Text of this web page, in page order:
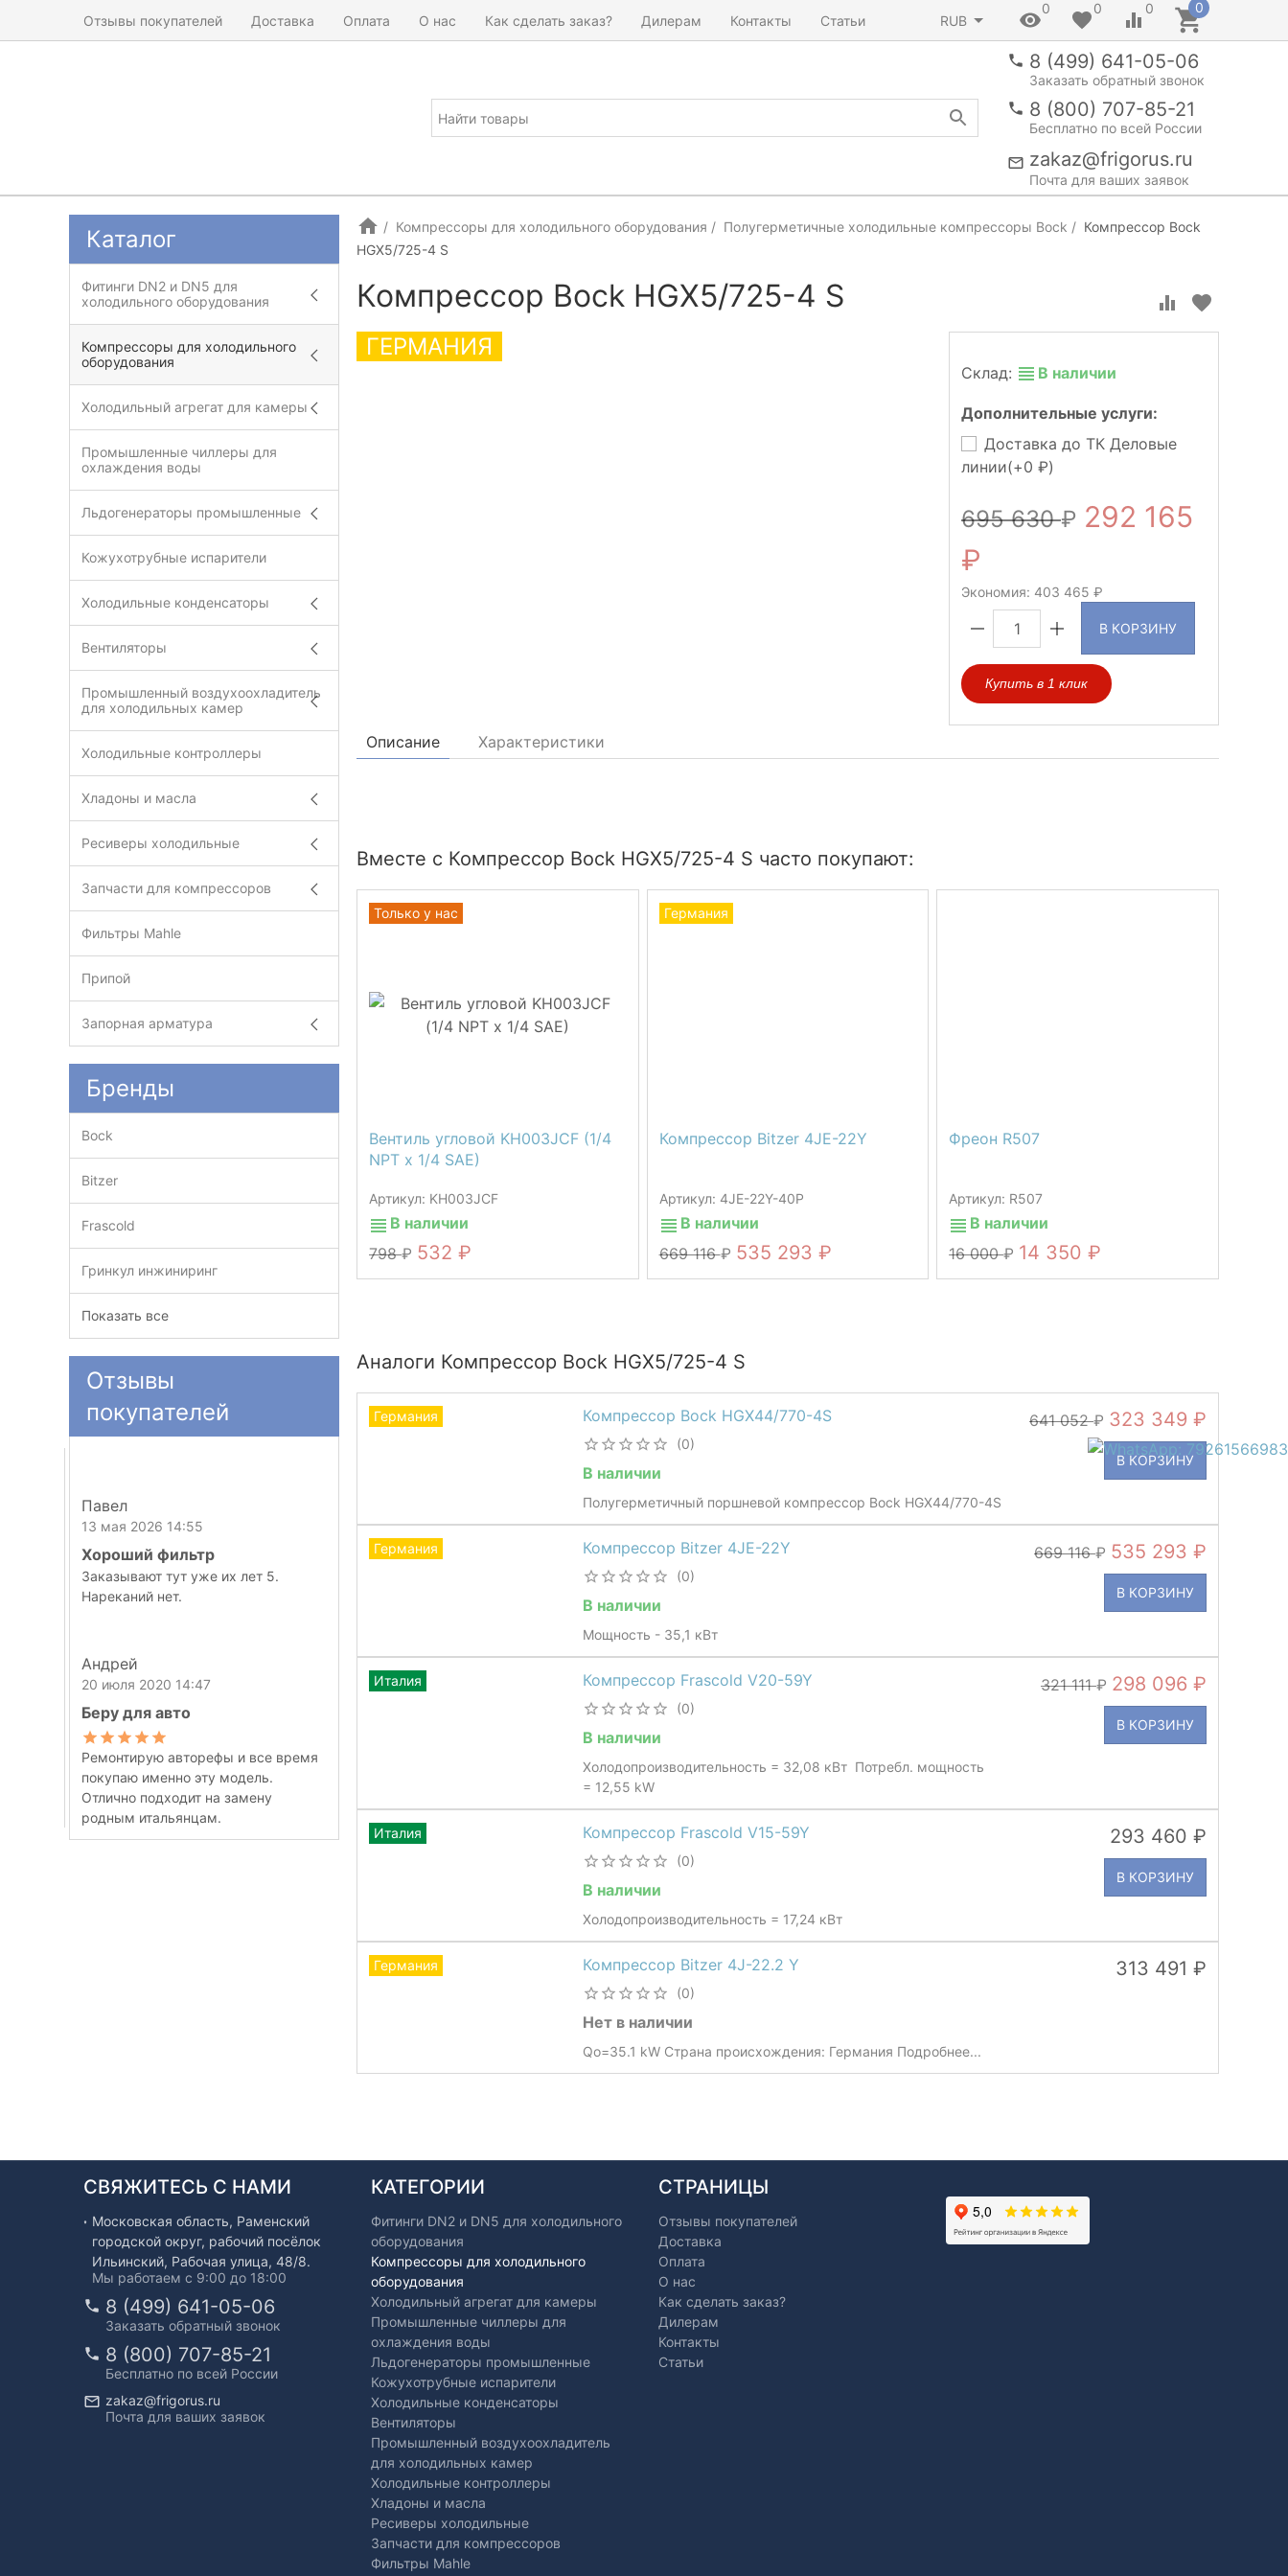
Отзывы покупателей Доставка Оплата О нас Как сделать заказ? Дилерам Контакты Статьи RUB
0 0 0 0
8 (499) 641-05-06
Заказать обратный звонок
8 (800) 707-85-21
Бесплатно по всей России
zakaz@frigorus.ru
Почта для ваших заявок
Компрессоры для холодильного оборудования Полугерметичные холодильные компрессоры Bock
Компрессор Bock
HGX5/725-4 S
Компрессор Bock HGX5/725-4 S
ГЕРМАНИЯ
Склад: В наличии
Дополнительные услуги:
Доставка до ТК Деловые
линии(+0 )
695 630 292 165
Экономия: 403 465
В КОРЗИНУ
Купить в 1 клик
Описание Характеристики
Вместе с Компрессор Bock HGX5/725-4 S часто покупают:
Вентиль угловой KH003JCF (1/4
NPT х 1/4 SAE)
Артикул: KH003JCF
В наличии
798
532
Только у нас
Компрессор Bitzer 4JE-22Y
Артикул: 4JE-22Y-40P
В наличии
669 116
535 293
Германия
Фреон R507
Артикул: R507
В наличии
16 000
14 350
Аналоги Компрессор Bock HGX5/725-4 S
Компрессор Bock HGX44/770-4S
(0)
В наличии
Полугерметичный поршневой компрессор Bock HGX44/770-4S
641 052 323 349
В КОРЗИНУ
Германия
Компрессор Bitzer 4JE-22Y
(0)
В наличии
Мощность - 35,1 кВт
669 116 535 293
В КОРЗИНУ
Германия
Компрессор Frascold V20-59Y
(0)
В наличии
Холодопроизводительность = 32,08 кВт Потребл. мощность
= 12,55 kW
321 111 298 096
В КОРЗИНУ
Италия
Компрессор Frascold V15-59Y
(0)
В наличии
Холодопроизводительность = 17,24 кВт
293 460
В КОРЗИНУ
Италия
Компрессор Bitzer 4J-22.2 Y
(0)
Нет в наличии
Qo=35.1 kW Страна происхождения: Германия Подробнее...
313 491
Германия
Каталог
Фитинги DN2 и DN5 для
холодильного оборудования
Компрессоры для холодильного
оборудования
Холодильный агрегат для камеры
Промышленные чиллеры для
охлаждения воды
Льдогенераторы промышленные
Кожухотрубные испарители
Холодильные конденсаторы
Вентиляторы
Промышленный воздухоохладитель
для холодильных камер
Холодильные контроллеры
Хладоны и масла
Ресиверы холодильные
Запчасти для компрессоров
Фильтры Mahle
Припой
Запорная арматура
Бренды
Bock
Bitzer
Frascold
Гринкул инжиниринг
Показать все
Отзывы
покупателей
Павел
13 мая 2026 14:55
Хороший фильтр
Заказывают тут уже их лет 5.
Нареканий нет.
Андрей
20 июля 2020 14:47
Беру для авто
Ремонтирую авторефы и все время
покупаю именно эту модель.
Отлично подходит на замену
родным итальянцам.
СВЯЖИТЕСЬ С НАМИ
Московская область, Раменский
городской округ, рабочий посёлок
Ильинский, Рабочая улица, 48/8.
Мы работаем с 9:00 до 18:00
8 (499) 641-05-06
Заказать обратный звонок
8 (800) 707-85-21
Бесплатно по всей России
zakaz@frigorus.ru
Почта для ваших заявок
КАТЕГОРИИ
Фитинги DN2 и DN5 для холодильного
оборудования
Компрессоры для холодильного
оборудования
Холодильный агрегат для камеры
Промышленные чиллеры для
охлаждения воды
Льдогенераторы промышленные
Кожухотрубные испарители
Холодильные конденсаторы
Вентиляторы
Промышленный воздухоохладитель
для холодильных камер
Холодильные контроллеры
Хладоны и масла
Ресиверы холодильные
Запчасти для компрессоров
Фильтры Mahle
СТРАНИЦЫ
Отзывы покупателей
Доставка
Оплата
О нас
Как сделать заказ?
Дилерам
Контакты
Статьи